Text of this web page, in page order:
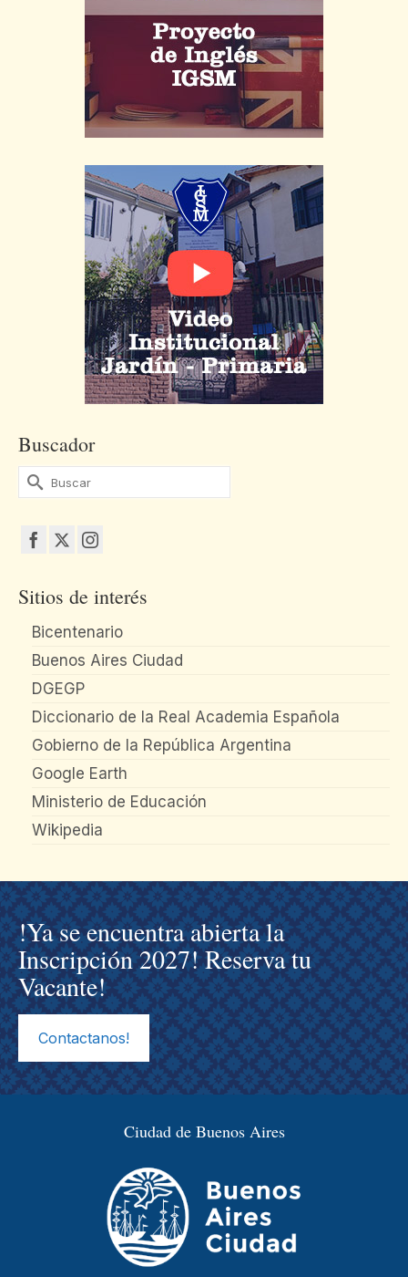
Buscador
Buscar
por:
Sitios de interés
Bicentenario
Buenos Aires Ciudad
DGEGP
Diccionario de la Real Academia Española
Gobierno de la República Argentina
Google Earth
Ministerio de Educación
Wikipedia
!Ya se encuentra abierta la
Inscripción 2027! Reserva tu
Vacante!
Contactanos!
Ciudad de Buenos Aires